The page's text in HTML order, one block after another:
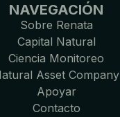
NAVEGACIÓN
Sobre Renata
Capital Natural
Ciencia Monitoreo
Asset Company
Apoyar
Contacto